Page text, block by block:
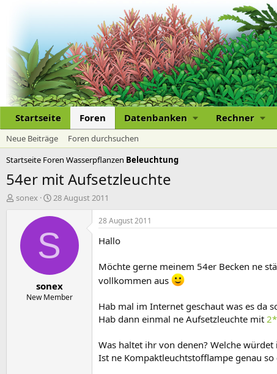
Startseite Foren Datenbanken Rechner
Neue Beiträge
Foren durchsuchen
Startseite Foren Wasserpflanzen Beleuchtung
54er mit Aufsetzleuchte
E
sonex
E
s
t
e
l
t
a
m
28 August 2011
S
sonex
New Member
28 August 2011
Hallo
Möchte gerne meinem 54er Becken ne
vollkommen aus
Hab mal im Internet geschaut was es da
Hab dann einmal ne Aufsetzleuchte mit
Was haltet ihr von denen? Welche
Ist ne Kompaktleuchtstofflampe genau